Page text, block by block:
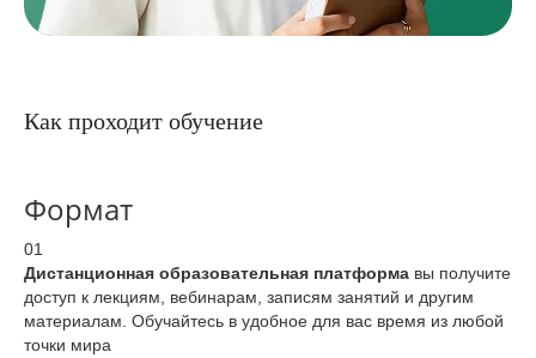
Как проходит обучение
Формат
01
Дистанционная образовательная платформа вы получите
доступ к лекциям, вебинарам, записям занятий и другим
материалам. Обучайтесь в удобное для вас время из любой
точки мира